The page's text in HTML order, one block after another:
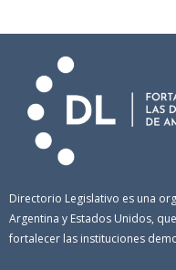
Directorio Legislativo es una
Argentina y Estados Unidos,
fortalecer las instituciones